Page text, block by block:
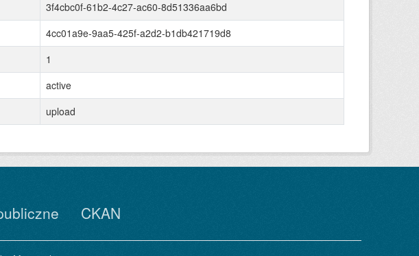
3f4cbc0f-61b2-4c27-ac60-8d51336aa6bd
4cc01a9e-9aa5-425f-a2d2-b1db421719d8
1
active
upload
CKAN